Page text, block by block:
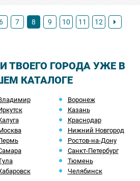
6 7 8 9 10 11 12
ТВОЕГО ГОРОДА УЖЕ В
КАТАЛОГЕ
Воронеж
Казань
Краснодар
Нижний Новгород
Ростов-на-Дону
Санкт-Петербург
Тюмень
Челябинск